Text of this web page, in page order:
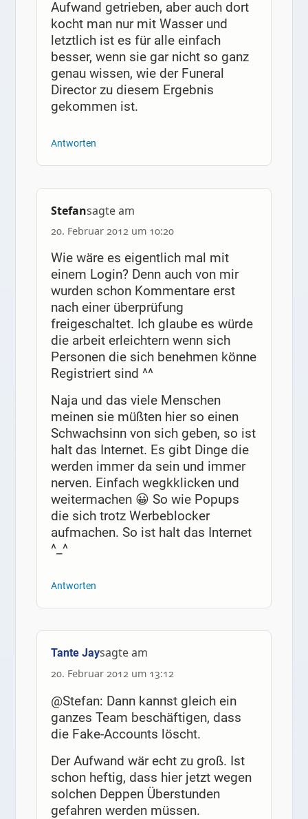
Aufwand getrieben, aber auch dort
kocht man nur mit Wasser und
letztlich ist es für alle einfach
besser, wenn sie gar nicht so ganz
genau wissen, wie der Funeral
Director zu diesem Ergebnis
gekommen ist.
Antworten
Stefansagte am
20. Februar 2012 um 10:20
Wie wäre es eigentlich mal mit
einem Login? Denn auch von mir
wurden schon Kommentare erst
nach einer überprüfung
freigeschaltet. Ich glaube es würde
die arbeit erleichtern wenn sich
Personen die sich benehmen könne
Registriert sind ^^
Naja und das viele Menschen
meinen sie müßten hier so einen
Schwachsinn von sich geben, so ist
halt das Internet. Es gibt Dinge die
werden immer da sein und immer
nerven. Einfach wegkklicken und
weitermachen 😀 So wie Popups
die sich trotz Werbeblocker
aufmachen. So ist halt das Internet
^_^
Antworten
Tante Jaysagte am
20. Februar 2012 um 13:12
@Stefan: Dann kannst gleich ein
ganzes Team beschäftigen, dass
die Fake-Accounts löscht.
Der Aufwand wär echt zu groß. Ist
schon heftig, dass hier jetzt wegen
solchen Deppen Überstunden
gefahren werden müssen.